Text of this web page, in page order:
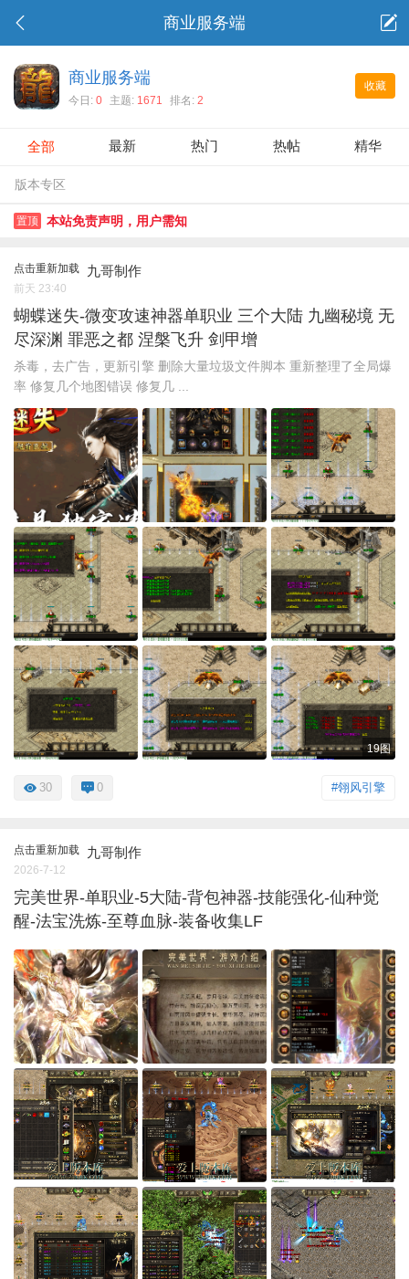
商业服务端
收藏
商业服务端
今日: 0 主题: 1671 排名: 2
全部 最新 热门 热帖 精华
版本专区
置顶 本站免责声明，用户需知
点击重新加载 九哥制作
前天 23:40
蝴蝶迷失-微变攻速神器单职业 三个大陆 九幽秘境 无
尽深渊 罪恶之都 涅槃飞升 剑甲增
杀毒，去广告，更新引擎 删除大量垃圾文件脚本 重新整理了全局爆
率 修复几个地图错误 修复几 ...
19图
#翎风引擎
30 0
点击重新加载 九哥制作
2026-7-12
完美世界-单职业-5大陆-背包神器-技能强化-仙种觉
醒-法宝洗炼-至尊血脉-装备收集LF